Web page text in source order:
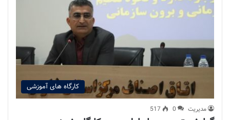
کارگاه های آموزشی
مدیریت 0
517